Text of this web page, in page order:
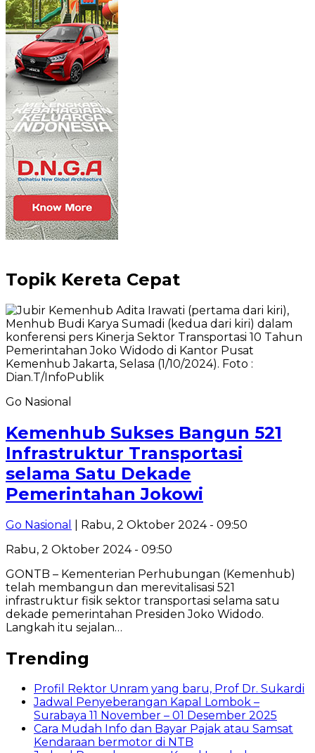
Topik Kereta Cepat
Go Nasional
Kemenhub Sukses Bangun 521
Infrastruktur Transportasi
selama Satu Dekade
Pemerintahan Jokowi
Go Nasional
| Rabu, 2 Oktober 2024 - 09:50
Rabu, 2 Oktober 2024 - 09:50
GONTB – Kementerian Perhubungan (Kemenhub)
telah membangun dan merevitalisasi 521
infrastruktur fisik sektor transportasi selama satu
dekade pemerintahan Presiden Joko Widodo.
Langkah itu sejalan…
Trending
Profil Rektor Unram yang baru, Prof Dr. Sukardi
Jadwal Penyeberangan Kapal Lombok –
Surabaya 11 November – 01 Desember 2025
Cara Mudah Info dan Bayar Pajak atau Samsat
Kendaraan bermotor di NTB